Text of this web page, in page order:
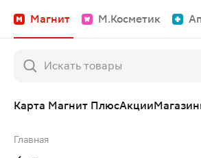
Магнит М.Косметик
Карта Магнит ПлюсАкции
Главная